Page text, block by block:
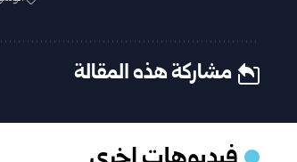
مشاركة هذه المقالة